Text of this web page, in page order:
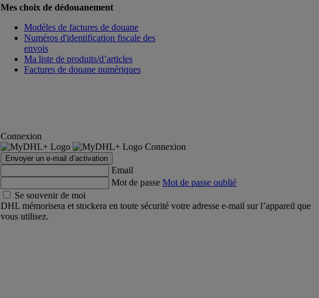
Mes choix de dédouanement
Modèles de factures de douane
Numéros d'identification fiscale des
envois
Ma liste de produits/d’articles
Factures de douane numériques
Connexion
Connexion
Envoyer un e-mail d’activation
Email
Mot de passe Mot de passe oublié
Se souvenir de moi
DHL mémorisera et stockera en toute sécurité votre adresse e-mail sur l’appareil que
vous utilisez.